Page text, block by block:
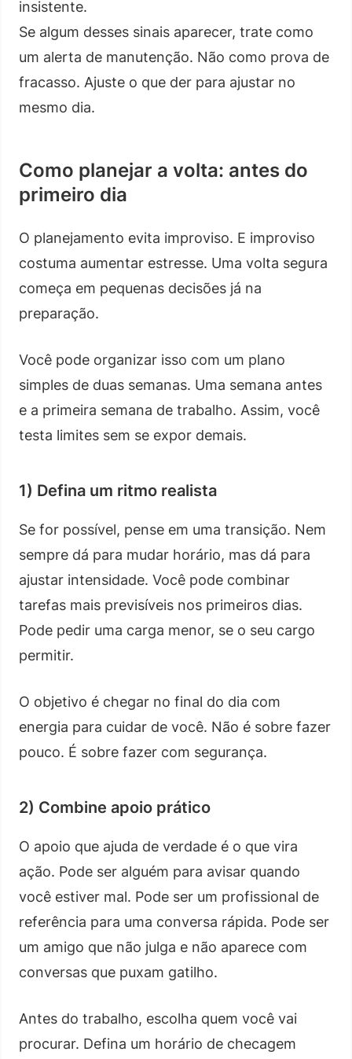
insistente.
Se algum desses sinais aparecer, trate como
um alerta de manutenção. Não como prova de
fracasso. Ajuste o que der para ajustar no
mesmo dia.
Como planejar a volta: antes do
primeiro dia
O planejamento evita improviso. E improviso
costuma aumentar estresse. Uma volta segura
começa em pequenas decisões já na
preparação.
Você pode organizar isso com um plano
simples de duas semanas. Uma semana antes
e a primeira semana de trabalho. Assim, você
testa limites sem se expor demais.
1) Defina um ritmo realista
Se for possível, pense em uma transição. Nem
sempre dá para mudar horário, mas dá para
ajustar intensidade. Você pode combinar
tarefas mais previsíveis nos primeiros dias.
Pode pedir uma carga menor, se o seu cargo
permitir.
O objetivo é chegar no final do dia com
energia para cuidar de você. Não é sobre fazer
pouco. É sobre fazer com segurança.
2) Combine apoio prático
O apoio que ajuda de verdade é o que vira
ação. Pode ser alguém para avisar quando
você estiver mal. Pode ser um profissional de
referência para uma conversa rápida. Pode ser
um amigo que não julga e não aparece com
conversas que puxam gatilho.
Antes do trabalho, escolha quem você vai
procurar. Defina um horário de checagem